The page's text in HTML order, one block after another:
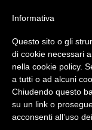
FORUM-ACCEDI
Informativa
Questo sito o gli
di cookie necessari
nella cookie policy.
a tutti o ad alcuni
Chiudendo questo
su un link o
acconsenti all’uso